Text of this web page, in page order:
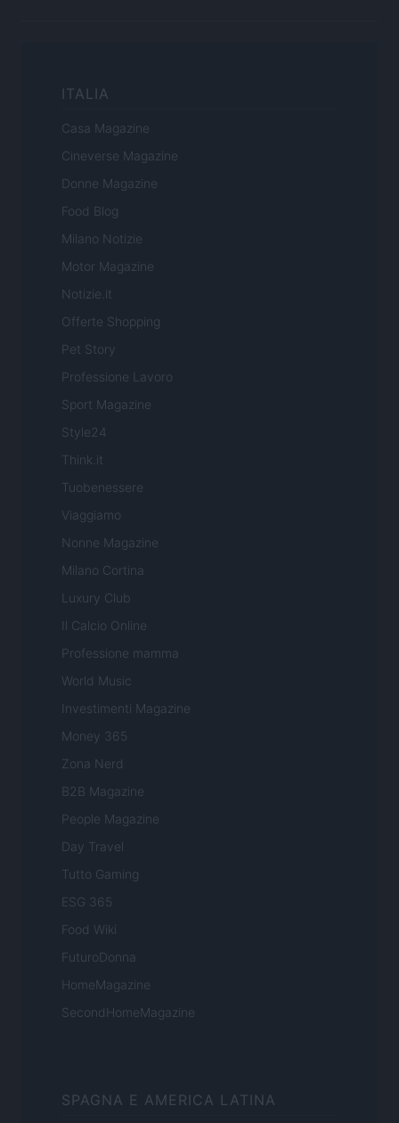
ITALIA
Casa Magazine
Cineverse Magazine
Donne Magazine
Food Blog
Milano Notizie
Motor Magazine
Notizie.it
Offerte Shopping
Pet Story
Professione Lavoro
Sport Magazine
Style24
Think.it
Tuobenessere
Viaggiamo
Nonne Magazine
Milano Cortina
Luxury Club
Il Calcio Online
Professione mamma
World Music
Investimenti Magazine
Money 365
Zona Nerd
B2B Magazine
People Magazine
Day Travel
Tutto Gaming
ESG 365
Food Wiki
FuturoDonna
HomeMagazine
SecondHomeMagazine
SPAGNA E AMERICA LATINA